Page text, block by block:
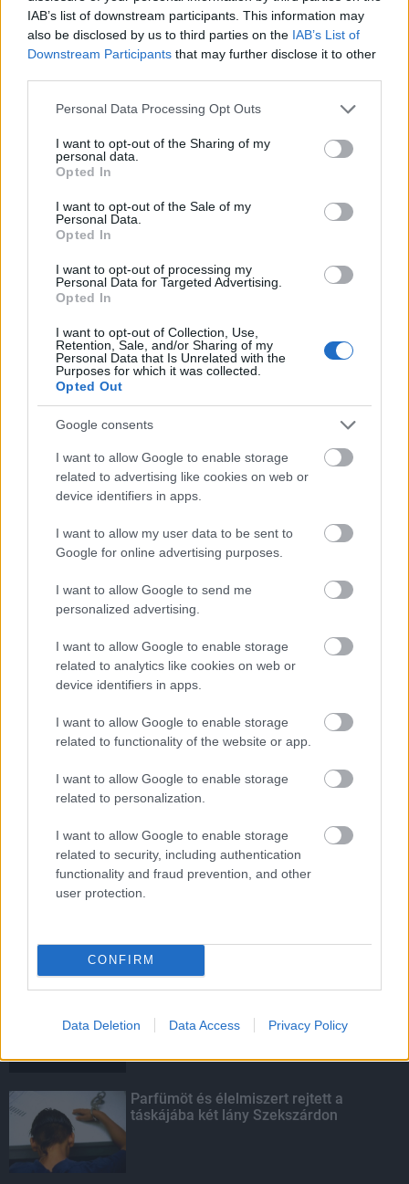
IAB’s list of downstream participants. This information may
also be disclosed by us to third parties on the IAB’s List of
Downstream Participants that may further disclose it to other
Please note that this website/app uses one or more Google
not limited to your visit or usage behaviour. You may click to
grant or deny consent to Google and its third-party tags to
use your data for below specified purposes in below Google
consent section.
Personal Data Processing Opt Outs
I want to opt-out of the Sharing of my
personal data.
Opted In
I want to opt-out of the Sale of my
Personal Data.
Opted In
I want to opt-out of processing my
Personal Data for Targeted Advertising.
Opted In
I want to opt-out of Collection, Use,
Retention, Sale, and/or Sharing of my
Personal Data that Is Unrelated with the
Purposes for which it was collected.
Opted Out
Google consents
I want to allow Google to enable storage
related to advertising like cookies on web or
device identifiers in apps.
I want to allow my user data to be sent to
Google for online advertising purposes.
I want to allow Google to send me
personalized advertising.
I want to allow Google to enable storage
related to analytics like cookies on web or
device identifiers in apps.
I want to allow Google to enable storage
related to functionality of the website or app.
I want to allow Google to enable storage
related to personalization.
I want to allow Google to enable storage
related to security, including authentication
functionality and fraud prevention, and other
user protection.
CONFIRM
Data Deletion Data Access Privacy Policy
LEGFRISSEBB
Kecskeméten is szakirányú
Egyetem
Országos hírek
A lakosságra is fontos szerep hárul a szúnyoginvázió
Folytatódik a szúnyogírtás szerte az országban. Az ázsiai
tigrisszúnyog a vízhiány ellenére is talál szaporodási helyet a
vödrökben, gyermekjátékokban.
Országos hírek
Túlfogyasztás napja - július 30-ra felhasználta az
emberiség a Föld egész évre elegendő erőforrásait
használta fel mindazokat a természeti erőforrásokat, amelyeket
bolygónk egy év alatt képes megújítani. Ettől a naptól kezdve
ökológiai értelemben már „hitelből élünk” – hívta fel a figyelmet
közleményében a WWF Magyarország.
Helyi hírek
BEINDULT AZ ŐSZIBARACKSZEZON,
SZEPTEMBERIG ÉLVEZHETJÜK
HIRDETÉS
HIRDETÉS
HIRDETÉS
LEGOLVASOTTABB
A hőségben is védik a növényzetet
másodfokúra csökken a riasztás
Parfümöt és élelmiszert rejtett a
táskájába két lány Szekszárdon